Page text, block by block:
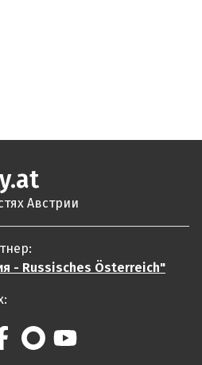
Австрии
- Russisches Österreich"